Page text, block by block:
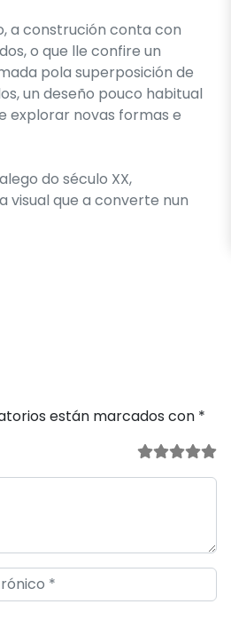
a construción conta con
o que lle confire un
pola superposición de
un deseño pouco habitual
explorar novas formas e
do século XX,
visual que a converte nun
están marcados con *